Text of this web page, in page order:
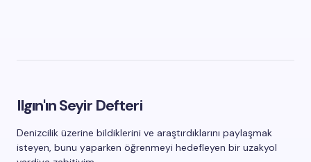
Ilgın'ın Seyir Defteri
Denizcilik üzerine bildiklerini ve araştırdıklarını paylaşmak
isteyen, bunu yaparken öğrenmeyi hedefleyen bir uzakyol